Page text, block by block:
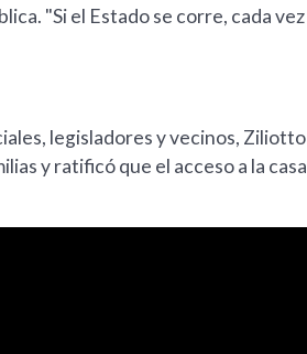
"Si el Estado se corre, cada vez
legisladores y vecinos, Ziliotto
y ratificó que el acceso a la casa